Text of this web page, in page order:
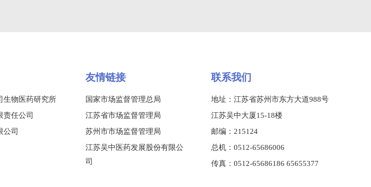
生物医药研究所
责任公司
公司
友情链接
国家市场监督管理总局
江苏省市场监督管理局
苏州市市场监督管理局
江苏吴中医药发展股份有限公
司
联系我们
地址：江苏省苏州市东方大道988号
江苏吴中大厦15-18楼
邮编：215124
总机：0512-65686006
传真：0512-65686186 65655377